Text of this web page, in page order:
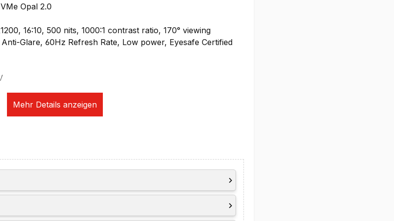
Opal 2.0
16:10, 500 nits, 1000:1 contrast ratio, 170° viewing
Glare, 60Hz Refresh Rate, Low power, Eyesafe Certified
Camera mit Privacy Shutter, fixed focus
I219-V, Wake-on-LAN